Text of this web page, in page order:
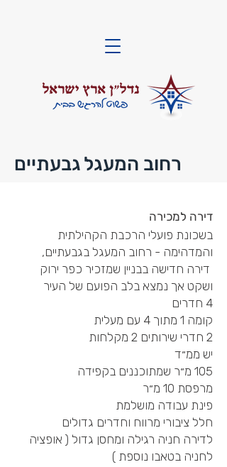
רחוב המעגל גבעתיים
דירה למכירה
בשכונת פועלי הרכבת הקהילתית
והמדהימה - רחוב המעגל בגבעתיים,
דירה חדישה בבניין שמזכיר כפר ירוק
ושקט אך נמצא בלב הפועם של העיר
4 חדרים
קומה 1 מתוך 4 עם מעלית
2 חדרי שירותים 2 מקלחות
יש ממ״ד
105 מ״ר שמתוכננים בקפידה
מרפסת 10 מ״ר
פינת עבודה מושלמת
חלל ציבורי מרווח וחדרים גדולים
לדירה חניה רגילה ומחסן גדול ( אופציה
לחניה בטאבו נוספת )